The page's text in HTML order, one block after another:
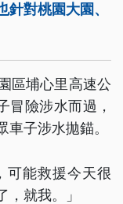
對桃園大園、
區埔心里高速公
冒險涉水而過，
子涉水拋錨。
可能救援今天很
就我。」